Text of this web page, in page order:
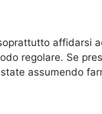
affidarsi
regolare. Se
assumendo